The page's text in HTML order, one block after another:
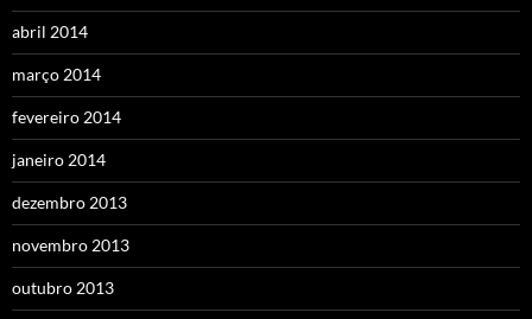
abril 2014
março 2014
fevereiro 2014
janeiro 2014
dezembro 2013
novembro 2013
outubro 2013